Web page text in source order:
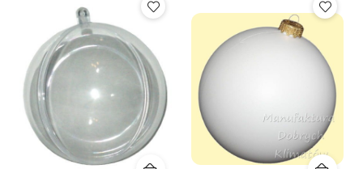
przed
obniżką
30
przed
obniżką